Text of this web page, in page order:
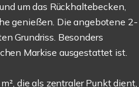
um das Rückhaltebecken,
genießen. Die angebotene 2-
Grundriss. Besonders
Markise ausgestattet ist.
die als zentraler Punkt dient,